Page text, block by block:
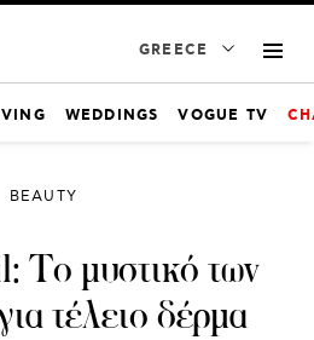
GREECE
WEDDINGS VOGUE TV
BEAUTY
Το μυστικό των
τέλειο δέρμα